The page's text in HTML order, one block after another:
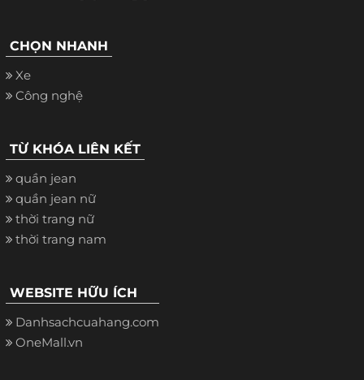
CHỌN NHANH
Xe
Công nghệ
TỪ KHÓA LIÊN KẾT
quần jean
quần jean nữ
thời trang nữ
thời trang nam
WEBSITE HỮU ÍCH
Danhsachcuahang.com
OneMall.vn